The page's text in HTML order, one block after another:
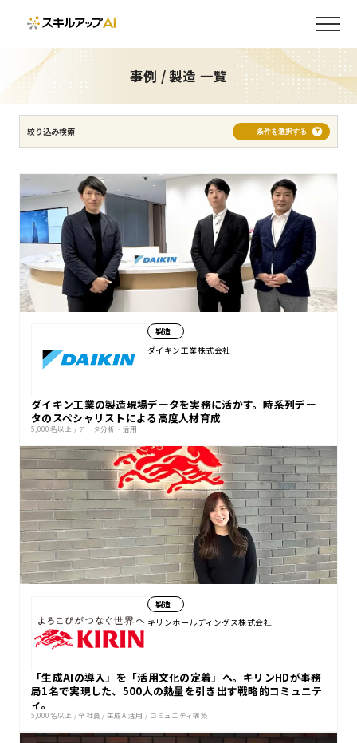
事例 / 製造 一覧
絞り込み検索 条件を選択する
インフラ・エネルギー
AIエージェント開発 AI/DXリテラシー向上 AI/DX推進人材育成
AI開発内製化
実務・成果直結
AI活用文化構築 DXのプロジェクト推進者を育成したい
コミュニティ構築製造
ダイキン工業株式会社
ダイキン工業の製造現場データを実務に活かす。時系列デー
タのスペシャリストによる高度人材育成
5,000名以上 / データ分析・活用
製造
キリンホールディングス株式会社
「生成AIの導入」を「活用文化の定着」へ。キリンHDが事務
局1名で実現した、500人の熱量を引き出す戦略的コミュニテ
ィ。
5,000名以上 /全社員 / 生成AI活用 / コミュニティ構築